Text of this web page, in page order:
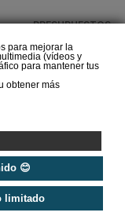
para mejorar la
(vídeos y
para mantener tus
obtener más
😊
limitado
PRESUPUESTOS
de calor